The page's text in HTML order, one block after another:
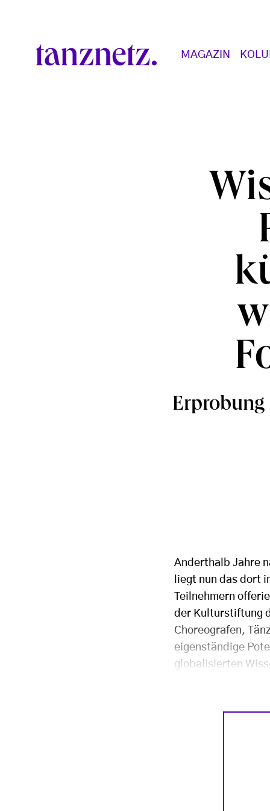
Main navigation
MAGAZIN
Erprobung
Anderthalb Jahre
liegt nun das dort
Teilnehmern
der Kulturstiftung
Choreografen,
eigenständige
globalisierten